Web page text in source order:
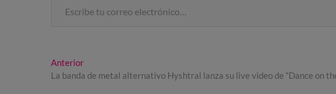
Navegación
de
AnteriorEntrada
anterior:
La banda de metal alternativo Hyshtral lanza su live video de “Dance on